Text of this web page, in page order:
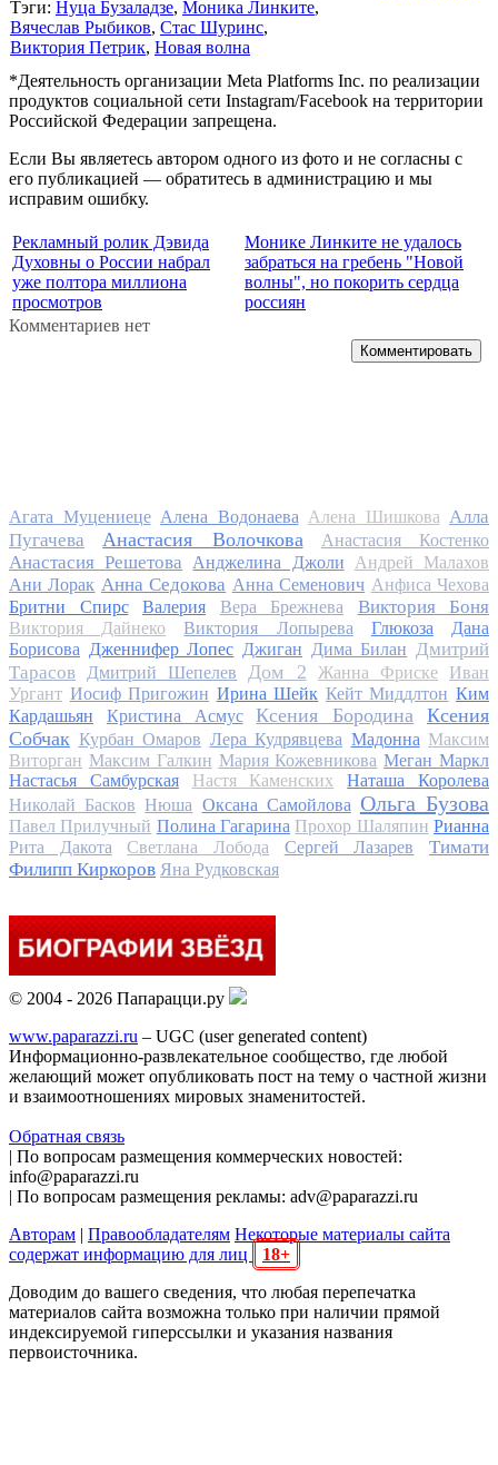
Тэги: Нуца Бузаладзе, Моника Линките,
Вячеслав Рыбиков, Стас Шуринс,
Виктория Петрик, Новая волна
*Деятельность организации Meta Platforms Inc. по реализации
продуктов социальной сети Instagram/Facebook на территории
Российской Федерации запрещена.
Если Вы являетесь автором одного из фото и не согласны с
его публикацией — обратитесь в администрацию и мы
исправим ошибку.
Рекламный ролик Дэвида
Духовны о России набрал
уже полтора миллиона
просмотров
Монике Линките не удалось
забраться на гребень "Новой
волны", но покорить сердца
россиян
Комментариев нет
Комментировать
Агата Муцениеце Алена Водонаева Алена Шишкова Алла
Пугачева
Анастасия Волочкова Анастасия Костенко
Анастасия Решетова Анджелина Джоли
Андрей Малахов
Ани Лорак Анна Седокова Анна Семенович Анфиса Чехова
Бритни Спирс
Валерия Вера Брежнева Виктория Боня
Виктория Дайнеко Виктория Лопырева Глюкоза
Дана
Борисова Дженнифер Лопес Джиган Дима Билан
Дмитрий
Тарасов
Дмитрий Шепелев Дом 2 Жанна Фриске
Иван
Ургант Иосиф Пригожин Ирина Шейк Кейт Миддлтон Ким
Кардашьян
Кристина Асмус Ксения Бородина
Ксения
Собчак Курбан Омаров Лера Кудрявцева Мадонна Максим
Виторган Максим Галкин Мария Кожевникова Меган Маркл
Настасья Самбурская
Настя Каменских
Наташа Королева
Николай Басков Нюша Оксана Самойлова Ольга Бузова
Павел Прилучный Полина Гагарина Прохор Шаляпин Рианна
Рита Дакота
Светлана Лобода Сергей Лазарев
Тимати
Филипп Киркоров Яна Рудковская
© 2004 - 2026 Папарацци.ру
www.paparazzi.ru – UGC (user generated content)
Информационно-развлекательное сообщество, где любой
желающий может опубликовать пост на тему о частной жизни
и взаимоотношениях мировых знаменитостей.
Обратная связь
| По вопросам размещения коммерческих новостей:
info@paparazzi.ru
| По вопросам размещения рекламы: adv@paparazzi.ru
Авторам | Правообладателям Некоторые материалы сайта
содержат информацию для лиц
18+
Доводим до вашего сведения, что любая перепечатка
материалов сайта возможна только при наличии прямой
индексируемой гиперссылки и указания названия
первоисточника.